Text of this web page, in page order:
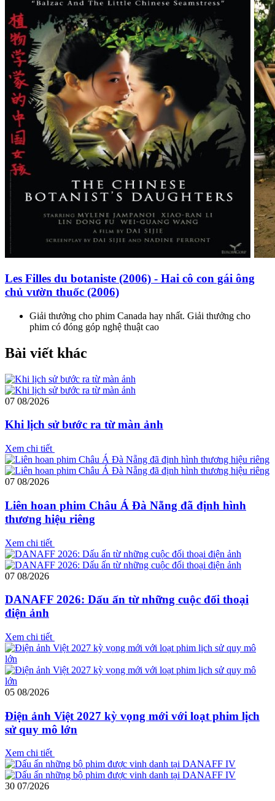
Les Filles du botaniste (2006) - Hai cô con gái ông
chủ vườn thuốc (2006)
Giải thưởng cho phim Canada hay nhất. Giải thưởng cho
phim có đóng góp nghệ thuật cao
Bài viết khác
07 08/2026
Khi lịch sử bước ra từ màn ảnh
Xem chi tiết
07 08/2026
Liên hoan phim Châu Á Đà Nẵng đã định hình
thương hiệu riêng
Xem chi tiết
07 08/2026
DANAFF 2026: Dấu ấn từ những cuộc đối thoại
điện ảnh
Xem chi tiết
05 08/2026
Điện ảnh Việt 2027 kỳ vọng mới với loạt phim lịch
sử quy mô lớn
Xem chi tiết
30 07/2026